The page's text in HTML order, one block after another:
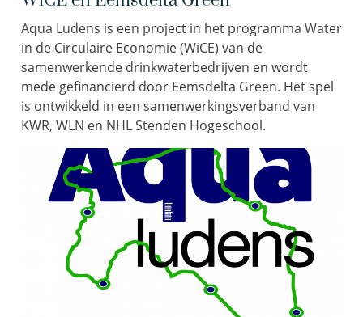
Aqua Ludens is een project in het programma Water
in de Circulaire Economie (WiCE) van de
samenwerkende drinkwaterbedrijven en wordt
mede gefinancierd door Eemsdelta Green. Het spel
is ontwikkeld in een samenwerkingsverband van
KWR, WLN en NHL Stenden Hogeschool.